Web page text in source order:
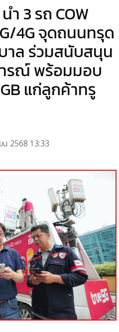
ำ 3 รถ COW
4G จุดถนนทรุด
าล ร่วมสนับสนุน
รณ์ พร้อมมอบ
แก่ลูกค้าทรู
น 2568 13:33